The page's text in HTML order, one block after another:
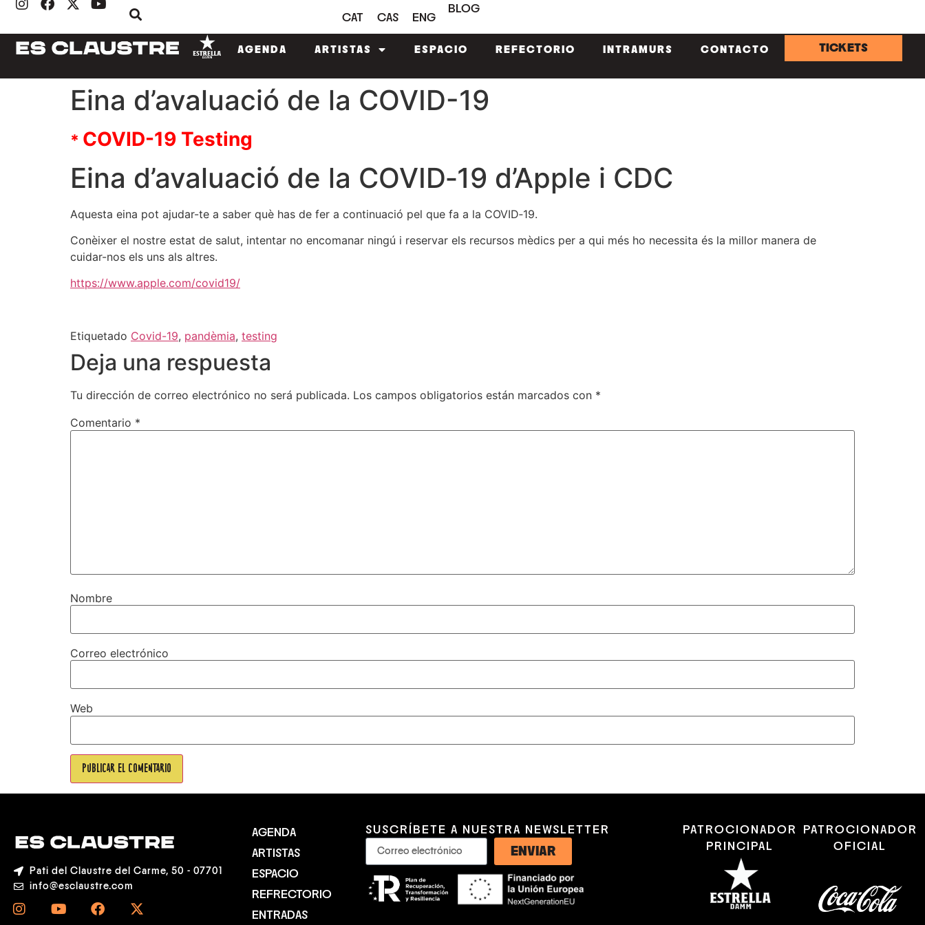
CAT CAS ENG
BLOG
AGENDA ARTISTAS ESPACIO REFECTORIO INTRAMURS CONTACTO TICKETS
Eina d’avaluació de la COVID-19
* COVID-19 Testing
Eina d’avaluació de la COVID‑19 d’Apple i CDC
Aquesta eina pot ajudar-te a saber què has de fer a continuació pel que fa a la COVID‑19.
Conèixer el nostre estat de salut, intentar no encomanar ningú i reservar els recursos mèdics per a qui més ho necessita és la millor manera de
cuidar-nos els uns als altres.
https://www.apple.com/covid19/
Etiquetado Covid-19, pandèmia, testing
Deja una respuesta
Tu dirección de correo electrónico no será publicada. Los campos obligatorios están marcados con *
Comentario *
Nombre
Correo electrónico
Web
Pati del Claustre del Carme, 50 - 07701
info@esclaustre.com
AGENDA
ARTISTAS
ESPACIO
REFRECTORIO
ENTRADAS
SUSCRÍBETE A NUESTRA NEWSLETTER
ENVIAR
PATROCIONADOR
PRINCIPAL
PATROCIONADOR
OFICIAL